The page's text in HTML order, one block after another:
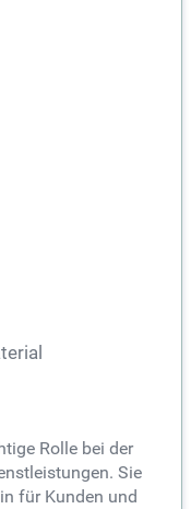
Rolle bei der
Sie
für Kunden und